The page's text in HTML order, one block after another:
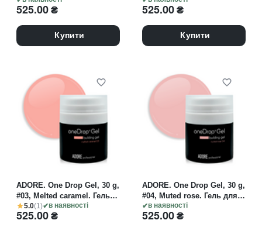
прохолодний ніжно-
525.00₴
Купити
рожевий
525.00₴
Купити
5.0(1) в наявності
ADORE. One Drop Gel, 30 g,
#03, Melted caramel. Гель
для нарощування,
персиково-рожевий
525.00₴
в наявності
ADORE. One Drop Gel, 30 g,
#04, Muted rose. Гель для
нарощування, світлий нюд
525.00₴